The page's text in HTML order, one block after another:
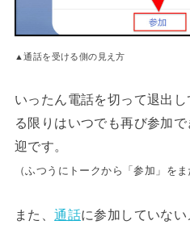
▲通話を受ける側の見え方
いったん電話を切って退出
る限りはいつでも再び参加
迎です。
（ふつうにトークから「参加」をま
また、通話に参加していな